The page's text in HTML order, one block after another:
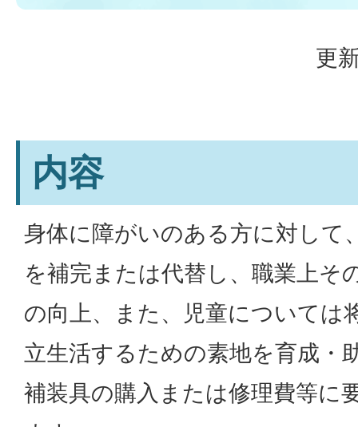
更
内容
身体に障がいのある方に対して
を補完または代替し、職業上そ
の向上、また、児童については
立生活するための素地を育成・
補装具の購入または修理費等に